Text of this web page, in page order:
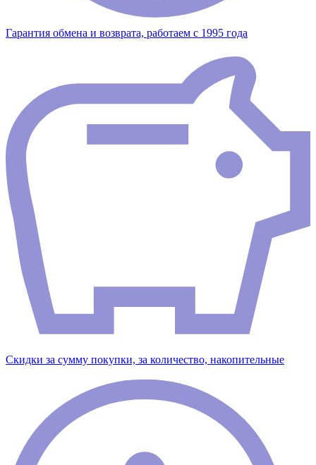
Гарантия обмена и возврата, работаем с 1995 года
Скидки за сумму покупки, за количество, накопительные